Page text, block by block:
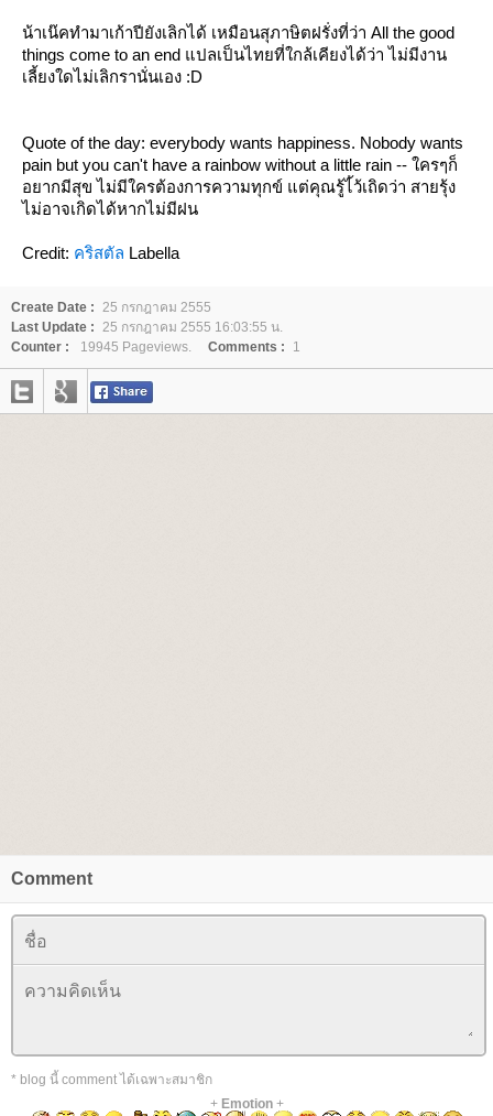
น้าเน๊คทำมาเก้าปียังเลิกได้ เหมือนสุภาษิตฝรั่งที่ว่า All the good
things come to an end แปลเป็นไทยที่ใกล้เคียงได้ว่า ไม่มีงาน
เลี้ยงใดไม่เลิกรานั่นเอง :D
Quote of the day: everybody wants happiness. Nobody wants
pain but you can't have a rainbow without a little rain -- ใครๆก็
อยากมีสุข ไม่มีใครต้องการความทุกข์ แต่คุณรู้ไ้ว้เถิดว่า สายรุ้ง
ไม่อาจเกิดได้หากไม่มีฝน
Credit: คริสตัล Labella
Create Date : 25 กรกฎาคม 2555
Last Update : 25 กรกฎาคม 2555 16:03:55 น.
Counter :
19945 Pageviews. Comments : 1
Comment
* blog นี้ comment ได้เฉพาะสมาชิก
+ Emotion+